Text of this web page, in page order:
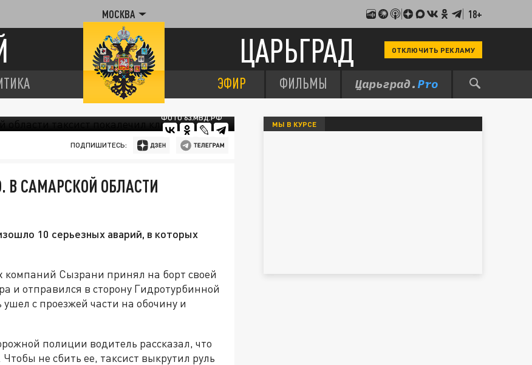
МОСКВА 18+
ЦАРЬГРАД ОТКЛЮЧИТЬ РЕКЛАМУ
ЭФИР ФИЛЬМЫ
ФОТО 63.МВД.РФ
ПОДПИШИТЕСЬ:
В САМАРСКОЙ ОБЛАСТИ
10 серьезных аварий, в которых
Сызрани принял на борт своей
и отправился в сторону Гидротурбинной
с проезжей части на обочину и
полиции водитель рассказал, что
не сбить ее, таксист выкрутил руль
МЫ В КУРСЕ